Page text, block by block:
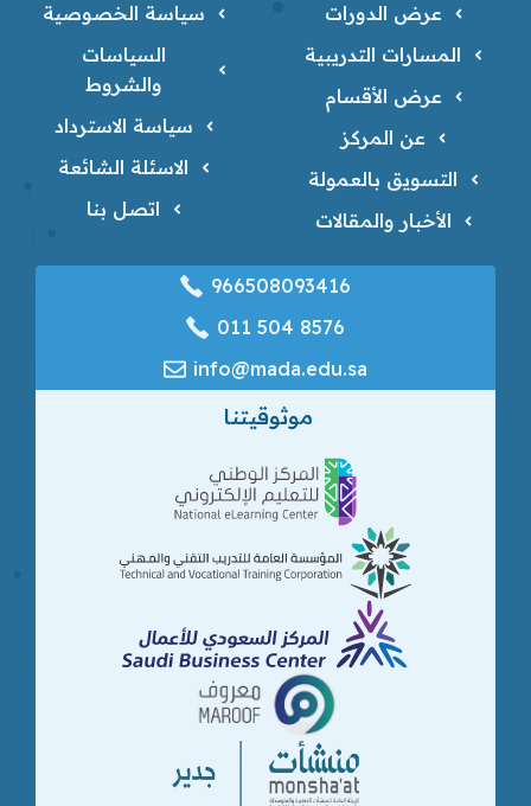
عرض الدورات
المسارات التدريبية
عرض الأقسام
عن المركز
التسويق بالعمولة
الأخبار والمقالات
سياسة الخصوصية
السياسات
والشروط
سياسة الاسترداد
الاسئلة الشائعة
اتصل بنا
966508093416
‎011 504 8576
info@mada.edu.sa
موثوقيتنا